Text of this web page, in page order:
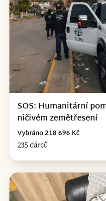
SOS: Humanitární
ničivém zemětřesení
235 dárců
Vybráno 218 696 Kč